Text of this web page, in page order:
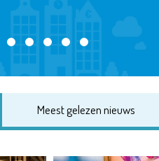
Meest gelezen nieuws